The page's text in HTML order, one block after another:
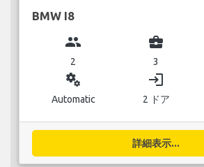
BMW I8
group
2
business_center
3
miscellaneous_services
Automatic
login
2 ドア
詳細表示...